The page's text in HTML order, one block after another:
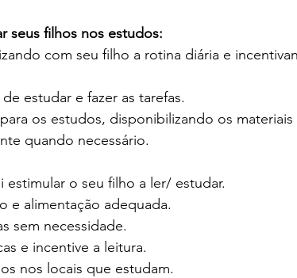
seus filhos nos estudos:
com seu filho a rotina diária e
estudar e fazer as tarefas.
os estudos, disponibilizando os materiais
quando necessário.
estimular o seu filho a ler/ estudar.
e alimentação adequada.
sem necessidade.
e incentive a leitura.
nos locais que estudam.